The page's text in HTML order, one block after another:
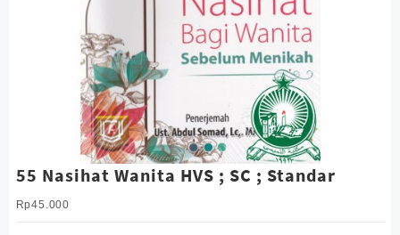
55 Nasihat Wanita HVS ; SC ; Standar
Rp45.000